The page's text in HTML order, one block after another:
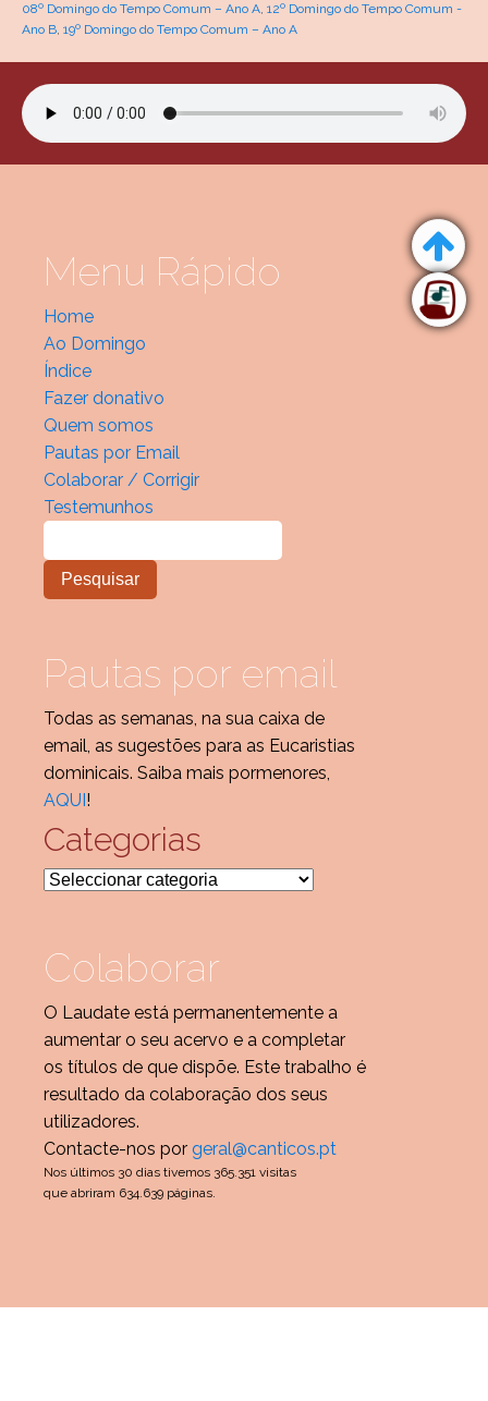
08º Domingo do Tempo Comum – Ano A, 12º Domingo do Tempo Comum -
Ano B, 19º Domingo do Tempo Comum – Ano A
Menu Rápido
Home
Ao Domingo
Índice
Fazer donativo
Quem somos
Pautas por Email
Colaborar / Corrigir
Testemunhos
Pautas por email
Todas as semanas, na sua caixa de
email, as sugestões para as Eucaristias
dominicais. Saiba mais pormenores,
AQUI !
Categorias
Categorias
Colaborar
O Laudate está permanentemente a
aumentar o seu acervo e a completar
os títulos de que dispõe. Este trabalho é
resultado da colaboração dos seus
utilizadores.
Contacte-nos por geral@canticos.pt
Nos últimos 30 dias tivemos 365.351 visitas
que abriram 634.639 páginas.